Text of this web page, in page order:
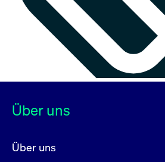
Über uns
Über uns